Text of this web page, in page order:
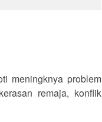
meningknya problem
remaja, konflik